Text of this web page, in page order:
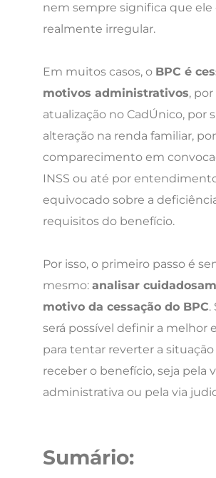
nem sempre significa que ele
realmente irregular.
Em muitos casos, o BPC é
motivos administrativos,
atualização no CadÚnico, por
alteração na renda familiar,
comparecimento em
INSS ou até por
equivocado sobre a
requisitos do benefício.
Por isso, o primeiro passo é
mesmo: analisar
motivo da cessação do BPC.
será possível definir a melhor
para tentar reverter a situação
receber o benefício, seja pela
administrativa ou pela via
Sumário: